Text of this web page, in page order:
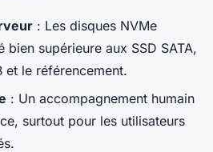
: Les disques NVMe
supérieure aux SSD SATA,
et le référencement.
: Un accompagnement humain
surtout pour les utilisateurs